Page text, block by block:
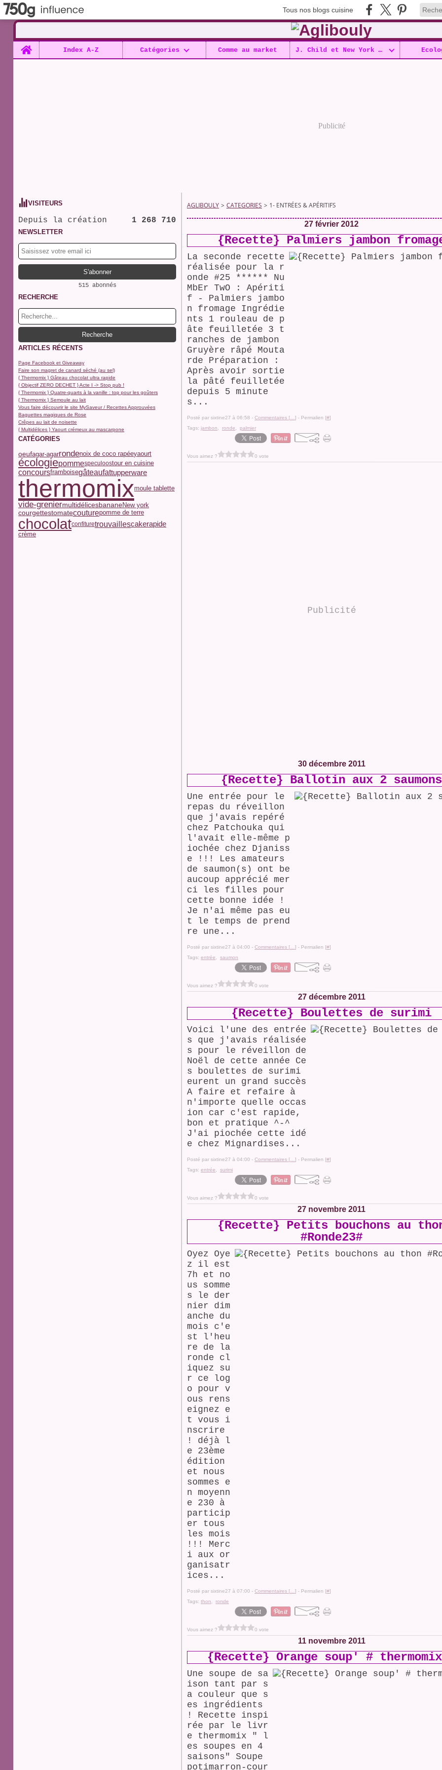
Tous nos blogs cuisine
Home
Index A-Z Catégories Comme au market J. Child et New York !!
Publicité
VISITEURS
Depuis la création 1 268 710
NEWSLETTER
515 abonnés
RECHERCHE
ARTICLES RÉCENTS
Page Facebook et Giveaway
Faire son magret de canard séché (au sel)
{ Thermomix } Gâteau chocolat ultra rapide
{ Objectif ZERO DECHET } Acte I -> Stop pub !
{ Thermomix } Quatre-quarts à la vanille : top pour les goûters
{ Thermomix } Semoule au lait
Vous faire découvrir le site MySaveur / Recettes Approuvées
Baguettes magiques de Rose
Crêpes au lait de noisette
{ Multidélices } Yaourt crémeux au mascarpone
CATÉGORIES
oeufagar-agarrondenoix de coco rapéeyaourt
écologiepommespeculoostour en cuisine
concoursframboisegâteaufattupperware
thermomixmoule tablette
vide-greniermultidélicesbananeNew york
courgettestomatecouturepomme de terre
chocolatconfituretrouvaillescakerapide
crème
AGLIBOULY > CATEGORIES > 1- ENTRÉES & APÉRITIFS
27 février 2012
{Recette} Palmiers jambon
La seconde recette
réalisée pour la r
onde #25 ****** Nu
MbEr TwO : Apériti
f - Palmiers jambo
n fromage Ingrédie
nts 1 rouleau de p
âte feuilletée 3 t
ranches de jambon
Gruyère râpé Mouta
rde Préparation :
Après avoir sortie
la pâté feuilletée
depuis 5 minute
s...
Posté par sixtine27 à 06:58 - Commentaires [ ] - Permalien [#]
Tags: jambon ronde palmier
Vous aimez ? 0 vote
Publicité
30 décembre 2011
{Recette} Ballotin aux 2 saumons
Une entrée pour le
repas du réveillon
que j'avais repéré
chez Patchouka qui
l'avait elle-même p
iochée chez Djaniss
e !!! Les amateurs
de saumon(s) ont be
aucoup apprécié mer
ci les filles pour
cette bonne idée !
Je n'ai même pas eu
t le temps de prend
re une...
Posté par sixtine27 à 04:00 - Commentaires [ ] - Permalien [#]
Tags: entrée saumon
Vous aimez ? 0 vote
27 décembre 2011
{Recette} Boulettes de surimi
Voici l'une des entrée
s que j'avais réalisée
s pour le réveillon de
Noël de cette année Ce
s boulettes de surimi
eurent un grand succès
A faire et refaire à
n'importe quelle occas
ion car c'est rapide,
bon et pratique ^-^
J'ai piochée cette idé
e chez Mignardises...
Posté par sixtine27 à 04:00 - Commentaires [ ] - Permalien [#]
Tags: entrée surimi
Vous aimez ? 0 vote
27 novembre 2011
{Recette} Petits bouchons au
#Ronde23#
Oyez Oye
z il est
7h et no
us somme
s le der
nier dim
anche du
mois c'e
st l'heu
re de la
ronde cl
iquez su
r ce log
o pour v
ous rens
eignez e
t vous i
nscrire
! déjà l
e 23ème
édition
et nous
sommes e
n moyenn
e 230 à
particip
er tous
les mois
!!! Merc
i aux or
ganisatr
ices...
Posté par sixtine27 à 07:00 - Commentaires [ ] - Permalien [#]
Tags: thon ronde
Vous aimez ? 0 vote
11 novembre 2011
{Recette} Orange soup' #
Une soupe de sa
ison tant par s
a couleur que s
es ingrédients
! Recette inspi
rée par le livr
e thermomix " l
es soupes en 4
saisons" Soupe
potimarron-cour